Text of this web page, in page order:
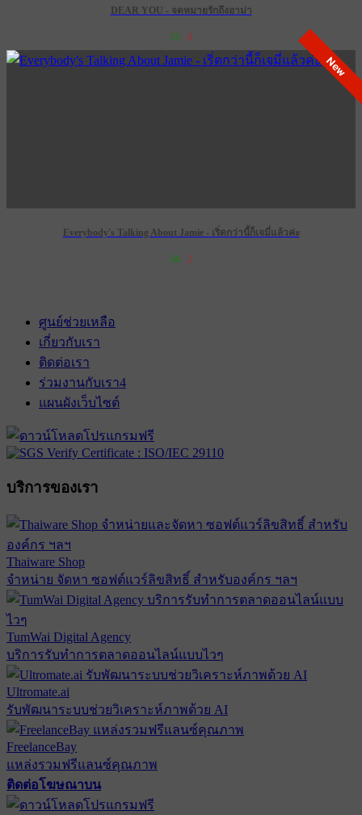
DEAR YOU - จดหมายรักถึงอาม่า
13 0
New
Everybody's Talking About Jamie - เริ่ดกว่านี้ก็เจมี่แล้วค่ะ
34 2
ศูนย์ช่วยเหลือ
เกี่ยวกับเรา
ติดต่อเรา
ร่วมงานกับเรา4
แผนผังเว็บไซต์
บริการของเรา
Thaiware Shop
จำหน่าย จัดหา ซอฟต์แวร์ลิขสิทธิ์ สำหรับองค์กร ฯลฯ
TumWai Digital Agency
บริการรับทำการตลาดออนไลน์แบบไวๆ
Ultromate.ai
รับพัฒนาระบบช่วยวิเคราะห์ภาพด้วย AI
FreelanceBay
แหล่งรวมฟรีแลนซ์คุณภาพ
ติดต่อโฆษณาบน